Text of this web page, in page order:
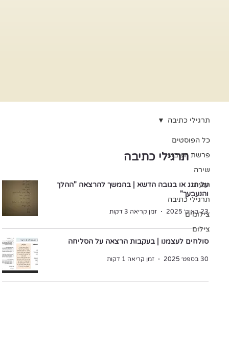
כל הפוסטים
פרשת השבוע
שירה
רגעים
תרגילי כתיבה
צילומים
צילום
תרגילי כתיבה
תרגילי כתיבה
על הגג או בגובה הדשא | בהמשך להרצאה "ההלך
והנעבעך"
23 באוק׳ 2025 זמן קריאה 3 דקות
סולחים לעצמנו | בעקבות הרצאה על הסליחה
30 בספט׳ 2025 זמן קריאה 1 דקות